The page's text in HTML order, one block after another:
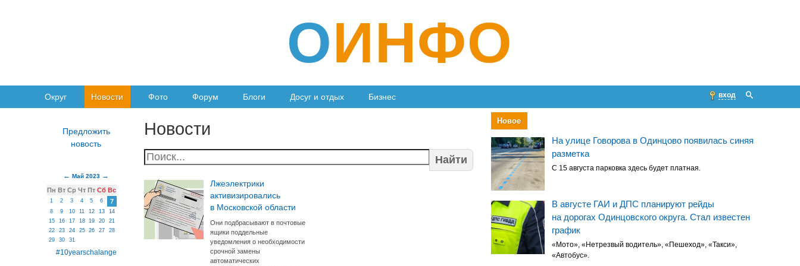
ОИНФО
Округ Новости Фото Форум Блоги Досуг и отдых Бизнес вход
Новости
Найти
Лжеэлектрики
активизировались
в Московской области
Они подбрасывают в почтовые
ящики поддельные
уведомления о необходимости
срочной замены
автоматических
Май 2023
Пн Вт Ср Чт Пт Сб Вс
1 2 3 4 5 6 7
8 9 10 11 12 13
14
15
16 17 18 19 20
21
22
23 24 25 26 27
28
29
30 31
#10yearschalange
Новое
На улице Говорова в Одинцово появилась синяя
разметка
С 15 августа парковка здесь будет платная.
В августе ГАИ и ДПС планируют рейды
на дорогах Одинцовского округа. Стал известен
график
«Мото», «Нетрезвый водитель», «Пешеход», «Такси»,
«Автобус».